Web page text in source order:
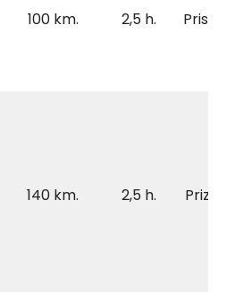
100 km. 2,5 h. Pristina
140 km. 2,5 h. Prizren